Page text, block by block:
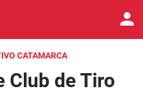
CATAMARCA
Club de Tiro